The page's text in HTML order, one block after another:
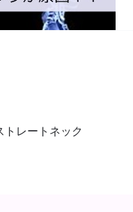
レートネック